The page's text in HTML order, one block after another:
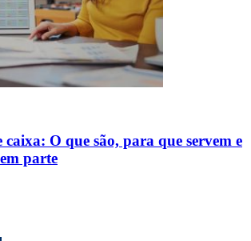
caixa: O que são, para que servem e
parte